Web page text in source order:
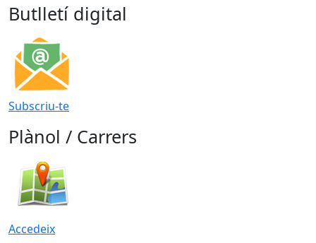
Butlletí digital
Subscriu-te
Plànol / Carrers
Accedeix